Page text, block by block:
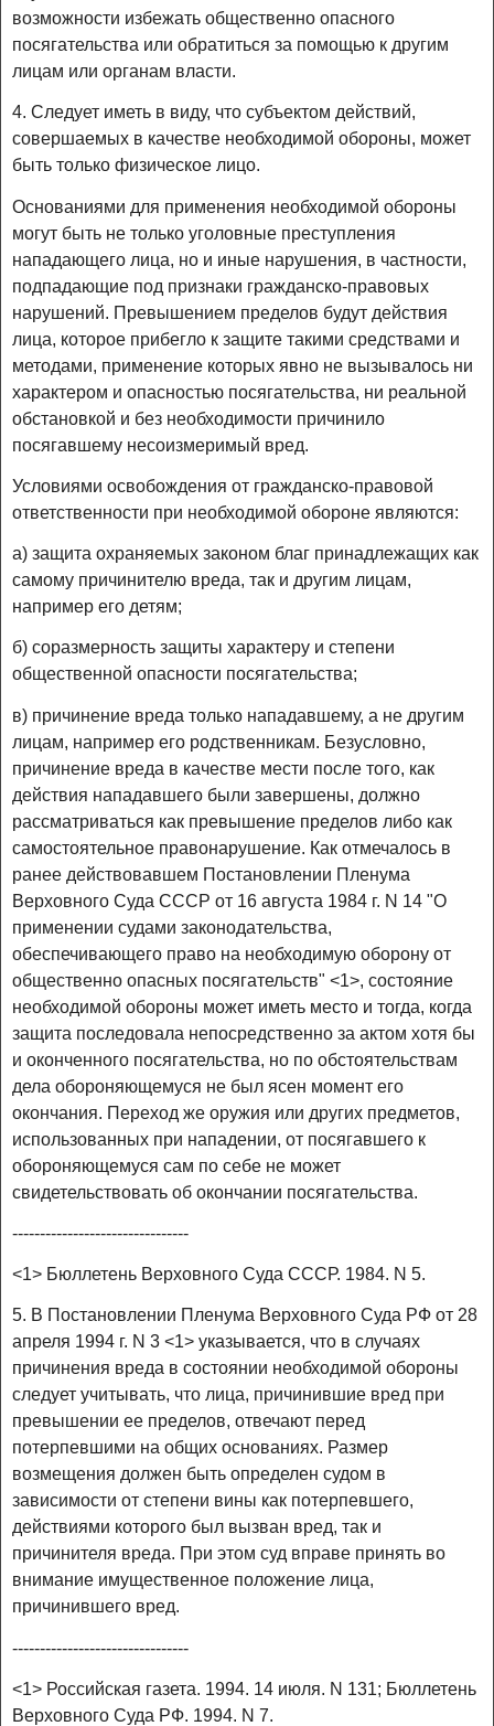
возможности избежать общественно опасного
посягательства или обратиться за помощью к другим
лицам или органам власти.
4. Следует иметь в виду, что субъектом действий,
совершаемых в качестве необходимой обороны, может
быть только физическое лицо.
Основаниями для применения необходимой обороны
могут быть не только уголовные преступления
нападающего лица, но и иные нарушения, в частности,
подпадающие под признаки гражданско-правовых
нарушений. Превышением пределов будут действия
лица, которое прибегло к защите такими средствами и
методами, применение которых явно не вызывалось ни
характером и опасностью посягательства, ни реальной
обстановкой и без необходимости причинило
посягавшему несоизмеримый вред.
Условиями освобождения от гражданско-правовой
ответственности при необходимой обороне являются:
а) защита охраняемых законом благ принадлежащих как
самому причинителю вреда, так и другим лицам,
например его детям;
б) соразмерность защиты характеру и степени
общественной опасности посягательства;
в) причинение вреда только нападавшему, а не другим
лицам, например его родственникам. Безусловно,
причинение вреда в качестве мести после того, как
действия нападавшего были завершены, должно
рассматриваться как превышение пределов либо как
самостоятельное правонарушение. Как отмечалось в
ранее действовавшем Постановлении Пленума
Верховного Суда СССР от 16 августа 1984 г. N 14 "О
применении судами законодательства,
обеспечивающего право на необходимую оборону от
общественно опасных посягательств" <1>, состояние
необходимой обороны может иметь место и тогда, когда
защита последовала непосредственно за актом хотя бы
и оконченного посягательства, но по обстоятельствам
дела обороняющемуся не был ясен момент его
окончания. Переход же оружия или других предметов,
использованных при нападении, от посягавшего к
обороняющемуся сам по себе не может
свидетельствовать об окончании посягательства.
--------------------------------
<1> Бюллетень Верховного Суда СССР. 1984. N 5.
5. В Постановлении Пленума Верховного Суда РФ от 28
апреля 1994 г. N 3 <1> указывается, что в случаях
причинения вреда в состоянии необходимой обороны
следует учитывать, что лица, причинившие вред при
превышении ее пределов, отвечают перед
потерпевшими на общих основаниях. Размер
возмещения должен быть определен судом в
зависимости от степени вины как потерпевшего,
действиями которого был вызван вред, так и
причинителя вреда. При этом суд вправе принять во
внимание имущественное положение лица,
причинившего вред.
--------------------------------
<1> Российская газета. 1994. 14 июля. N 131; Бюллетень
Верховного Суда РФ. 1994. N 7.